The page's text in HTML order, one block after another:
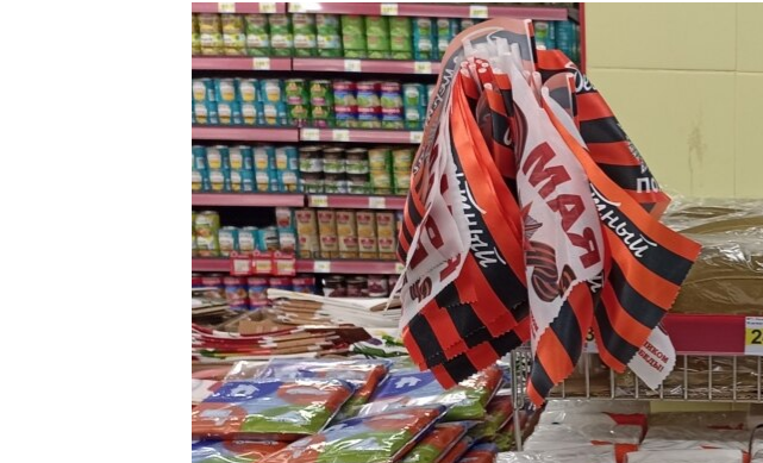
ПОДПИШИТЕСЬ НА РАССЫЛКУ